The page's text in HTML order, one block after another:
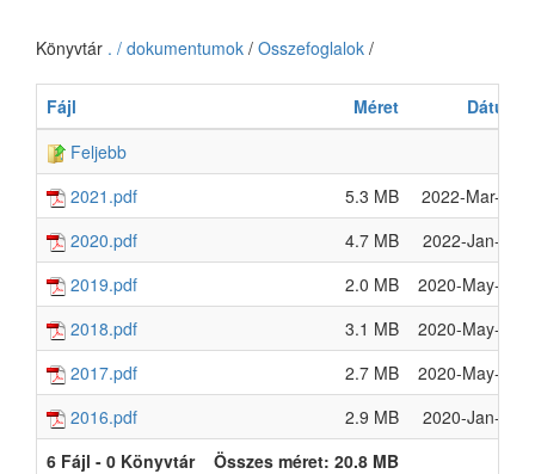
Könyvtár . / dokumentumok / Osszefoglalok /
Fájl Méret
Dátum
Feljebb
2021.pdf
5.3 MB
2022-Mar-29
2020.pdf
4.7 MB
2022-Jan-09
2019.pdf
2.0 MB
2020-May-06
2018.pdf
3.1 MB
2020-May-06
2017.pdf
2.7 MB
2020-May-06
2016.pdf
2.9 MB
2020-Jan-26
6 Fájl - 0 Könyvtár
Összes méret: 20.8 MB